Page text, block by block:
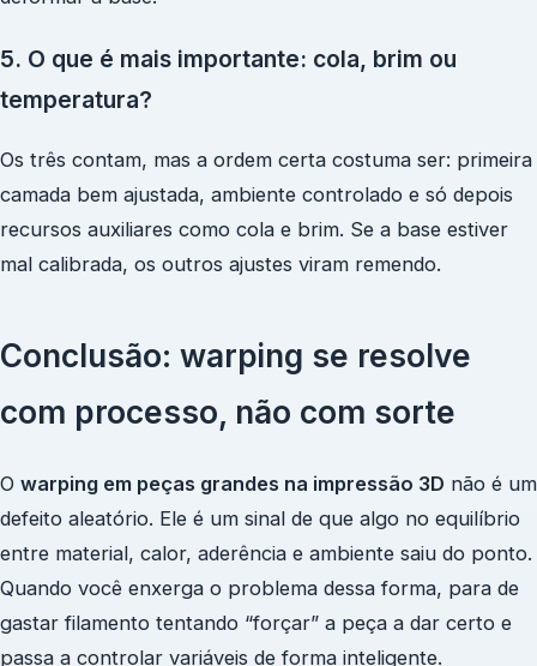
5. O que é mais importante: cola, brim ou
temperatura?
Os três contam, mas a ordem certa costuma ser: primeira
camada bem ajustada, ambiente controlado e só depois
recursos auxiliares como cola e brim. Se a base estiver
mal calibrada, os outros ajustes viram remendo.
Conclusão: warping se resolve
com processo, não com sorte
O warping em peças grandes na impressão 3D não é um
defeito aleatório. Ele é um sinal de que algo no equilíbrio
entre material, calor, aderência e ambiente saiu do ponto.
Quando você enxerga o problema dessa forma, para de
gastar filamento tentando “forçar” a peça a dar certo e
passa a controlar variáveis de forma inteligente.